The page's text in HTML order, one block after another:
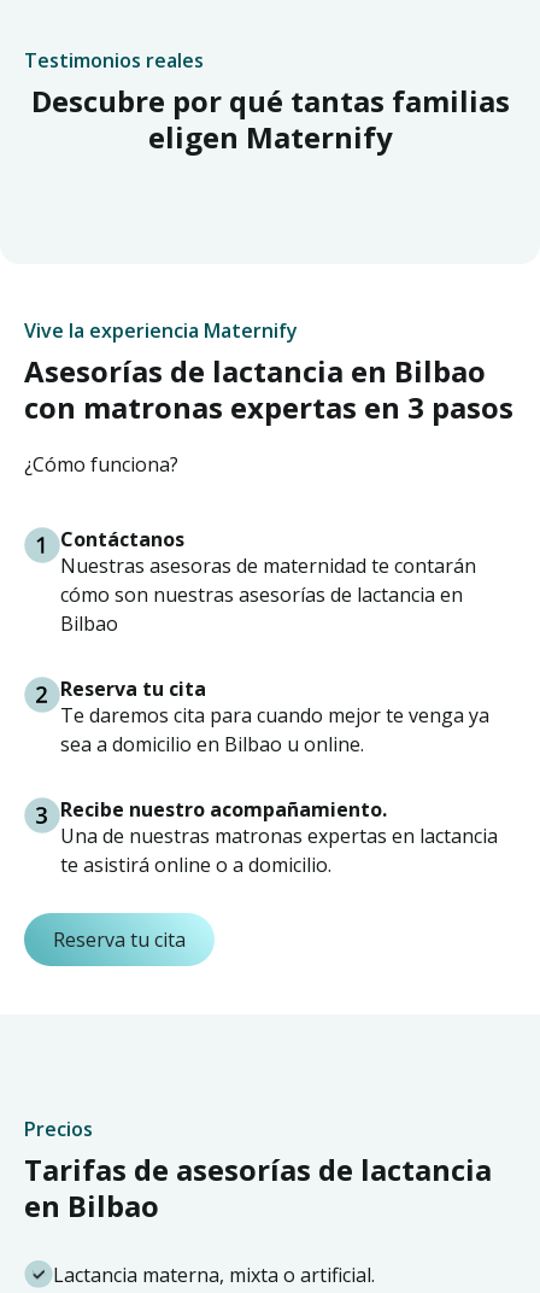
Testimonios reales
Descubre por qué tantas familias
eligen Maternify
Vive la experiencia Maternify
Asesorías de lactancia en Bilbao
con matronas expertas en 3 pasos
¿Cómo funciona?
Contáctanos
Nuestras asesoras de maternidad te contarán
cómo son nuestras asesorías de lactancia en
Bilbao
Reserva tu cita
Te daremos cita para cuando mejor te venga ya
sea a domicilio en Bilbao u online.
Recibe nuestro acompañamiento.
Una de nuestras matronas expertas en lactancia
te asistirá online o a domicilio.
Reserva tu cita
Precios
Tarifas de asesorías de lactancia
en Bilbao
Lactancia materna, mixta o artificial.